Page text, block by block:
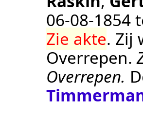
06‑08‑1854
Zie akte. Zij
Overrepen.
Overrepen.